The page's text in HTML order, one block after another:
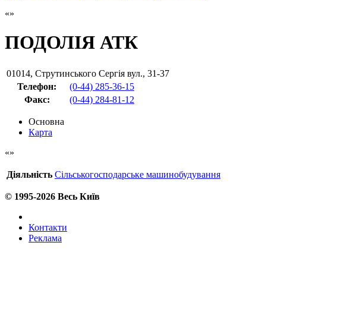
ПОДОЛІЯ АТК
01014, Струтинського Сергія вул., 31-37
Телефон:
(0-44) 285-36-15
Факс: (0-44) 284-81-12
Основна
Карта
Діяльність Сільськогосподарське машинобудування
© 1995-2026 Весь Київ
Контакти
Реклама